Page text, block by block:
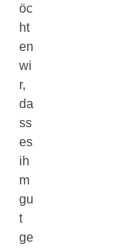
öc
ht
en
wi
r,
da
ss
es
ih
m
gu
t
ge